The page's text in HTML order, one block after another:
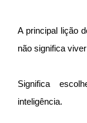
A principal lição
não significa
Significa
inteligência.